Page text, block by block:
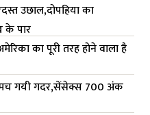
उछाल,दोपहिया का
के पार
का पूरी तरह होने वाला है
मच गयी गदर,सेंसेक्स 700 अंक